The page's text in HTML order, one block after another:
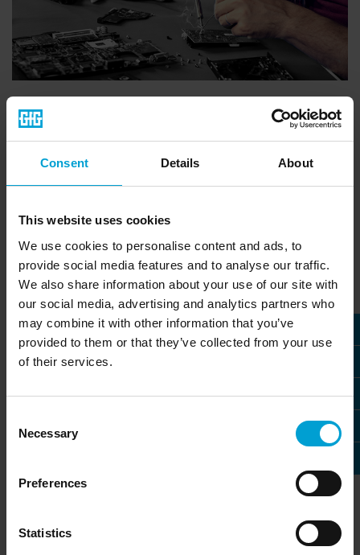
Consent Details About
This website uses cookies
We use cookies to personalise content and ads, to
provide social media features and to analyse our traffic.
We also share information about your use of our site with
our social media, advertising and analytics partners who
may combine it with other information that you’ve
provided to them or that they’ve collected from your use
of their services.
Selection
Necessary
Preferences
Statistics
Hoge kwaliteit en gecertificeerd
Regelmatige onderscheidingen, zoals onafhankelijke design-
of veiligheidsprijzen, bewijzen zowel de
gebruiksvriendelijkheid als de geschiktheid voor praktisch
gebruik. Wij zijn ISO gecertificeerd volgens 9001:2015
, ATEX